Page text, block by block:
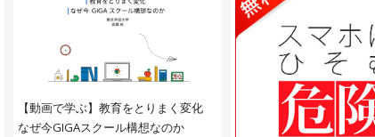
【動画で学ぶ】教育をとりまく変化
なぜ今GIGAスクール構想なのか